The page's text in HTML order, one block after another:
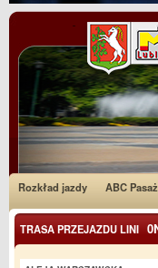
Rozkład jazdy ABC
TRASA PRZEJAZDU LINI